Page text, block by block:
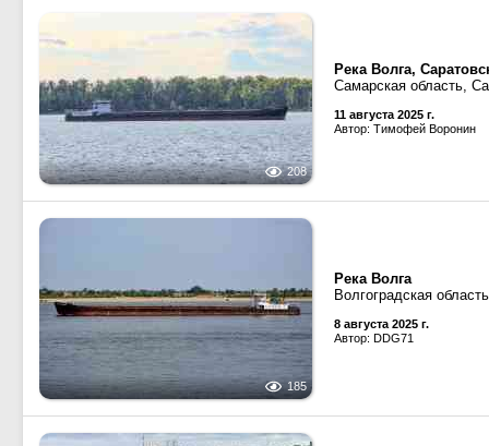
208
Река Волга,
Самарская область,
11 августа 2025 г.
Автор: Тимофей Воронин
185
Река Волга
Волгоградская
8 августа 2025 г.
Автор: DDG71